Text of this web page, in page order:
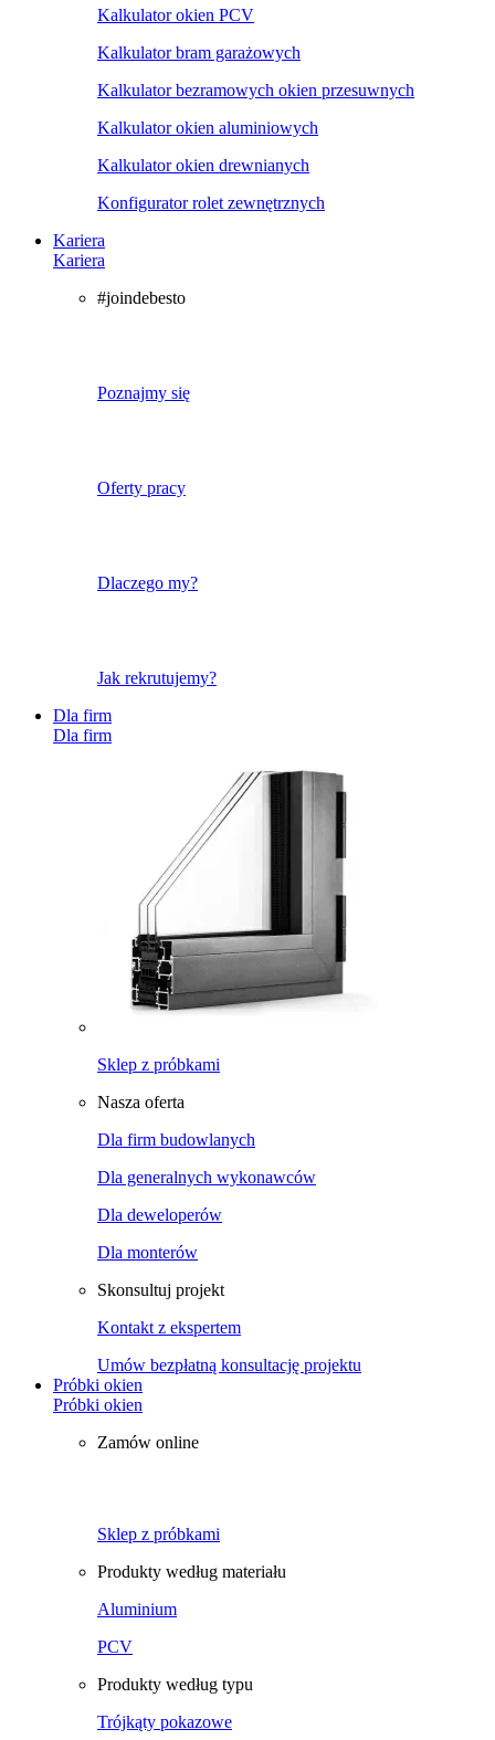
Kalkulator okien PCV
Kalkulator bram garażowych
Kalkulator bezramowych okien przesuwnych
Kalkulator okien aluminiowych
Kalkulator okien drewnianych
Konfigurator rolet zewnętrznych
Kariera
Kariera
#joindebesto
Poznajmy się
Oferty pracy
Dlaczego my?
Jak rekrutujemy?
Dla firm
Dla firm
Sklep z próbkami
Nasza oferta
Dla firm budowlanych
Dla generalnych wykonawców
Dla deweloperów
Dla monterów
Skonsultuj projekt
Kontakt z ekspertem
Umów bezpłatną konsultację projektu
Próbki okien
Próbki okien
Zamów online
Sklep z próbkami
Produkty według materiału
Aluminium
PCV
Produkty według typu
Trójkąty pokazowe